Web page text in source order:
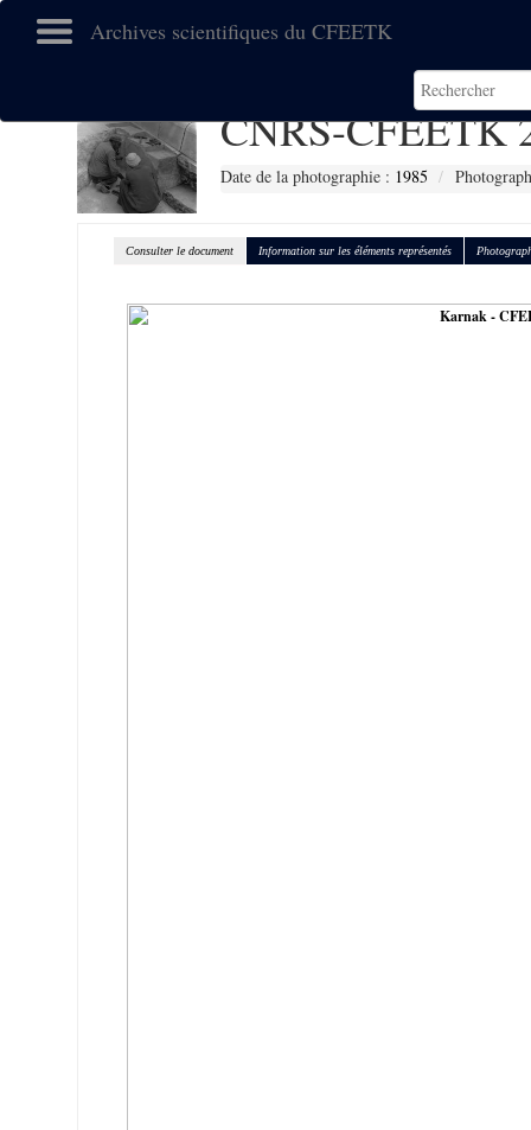
Archives scientifiques du CFEETK
CNRS-CFEETK
Date de la photographie : 1985
Consulter le document Information sur les éléments représentés